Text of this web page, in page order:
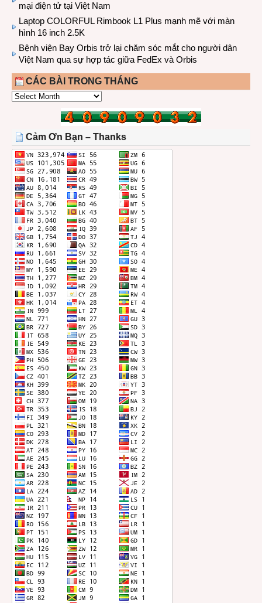
mại điện tử tại Việt Nam
Laptop COLORFUL Rimbook L1 Plus mạnh mẽ với màn
hình 16 inch 2.5K
Bệnh viện Bay Orbis trở lại chăm sóc mắt cho người dân
Việt Nam qua sự hợp tác giữa FedEx và Orbis
CÁC BÀI TRONG THÁNG
CÁC
THÁNG
Cảm Ơn Bạn – Thanks